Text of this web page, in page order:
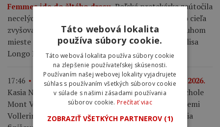
Femmes ide do žltého dresu. Poľská pretekárka zaútočila
necelých 10 kilometrov pred koncom etapy a až do cieľa
zvyšovala náskok pred prenasledovateľkami. Na druhom
mieste skončila Demi Vollering a tretia finišovala Elisa
Longo Borghini.
17:46 Výsledky 7. etapy Tour de France Femmes 2026.
Kasia Niewiadoma triumfovala na legendárnom vrchole
Mont Ventoux po takmer 10-kilometrovom sóle. Demi
Vollering skončila druhá s mankom 1:16 min a tretia
Táto webová lokalita
používa súbory cookie.
Táto webová lokalita používa súbory cookie
na zlepšenie používateľskej skúsenosti.
Používaním našej webovej lokality vyjadrujete
súhlas s používaním všetkých súborov cookie
v súlade s našimi zásadami používania
súborov cookie. Prečítať viac
ZOBRAZIŤ VŠETKÝCH PARTNEROV (1)